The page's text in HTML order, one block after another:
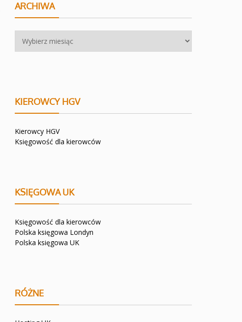
ARCHIWA
KIEROWCY HGV
Kierowcy HGV
Księgowość dla kierowców
KSIĘGOWA UK
Księgowość dla kierowców
Polska księgowa Londyn
Polska księgowa UK
RÓŻNE